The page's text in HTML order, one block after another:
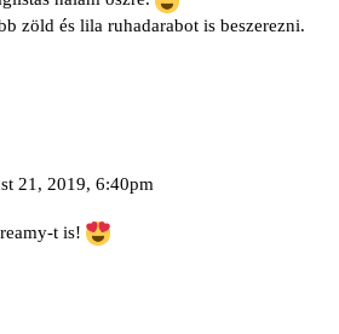
zöld és lila ruhadarabot is beszerezni.
21, 2019, 6:40pm
t is!